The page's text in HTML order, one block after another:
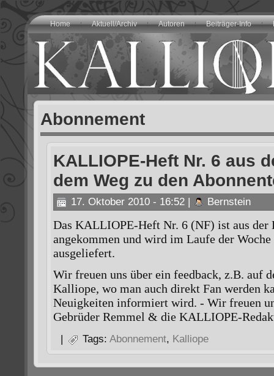
Home Aktuell/Archiv Autoren Beiträger-Info
Abonnement
KALLIOPE-Heft Nr. 6 aus
dem Weg zu den
17. Oktober 2010 - 16:52 | Bernstein
Das KALLIOPE-Heft Nr. 6 (NF) ist aus der
angekommen und wird im Laufe der Woche
ausgeliefert.
Wir freuen uns über ein feedback, z.B. auf
Kalliope, wo man auch direkt Fan werden
Neuigkeiten informiert wird. - Wir freuen
Gebrüder Remmel & die KALLIOPE-
| Tags: Abonnement, Kalliope